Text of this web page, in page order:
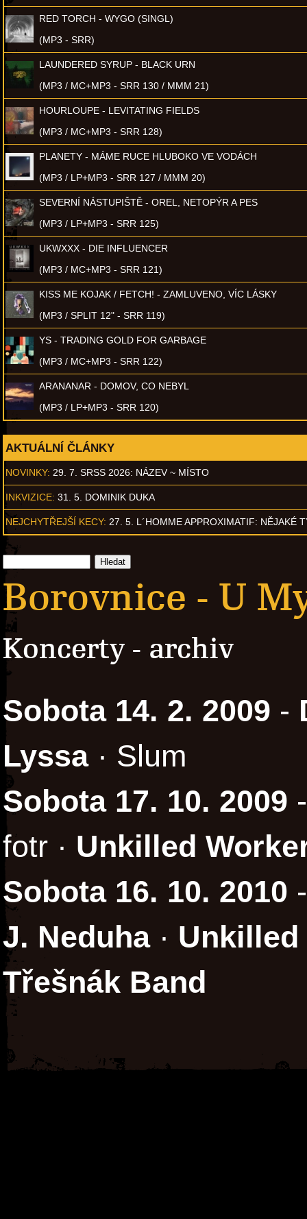
RED TORCH - WYGO (SINGL)
(MP3 - SRR)
LAUNDERED SYRUP - BLACK URN
(MP3 / MC+MP3 - SRR 130 / MMM 21)
HOURLOUPE - LEVITATING FIELDS
(MP3 / MC+MP3 - SRR 128)
PLANETY - MÁME RUCE HLUBOKO VE VODÁCH
(MP3 / LP+MP3 - SRR 127 / MMM 20)
SEVERNÍ NÁSTUPIŠTĚ - OREL, NETOPÝR A PES
(MP3 / LP+MP3 - SRR 125)
UKWXXX - DIE INFLUENCER
(MP3 / MC+MP3 - SRR 121)
KISS ME KOJAK / FETCH! - ZAMLUVENO, VÍC LÁSKY
(MP3 / SPLIT 12" - SRR 119)
YS - TRADING GOLD FOR GARBAGE
(MP3 / MC+MP3 - SRR 122)
ARANANAR - DOMOV, CO NEBYL
(MP3 / LP+MP3 - SRR 120)
AKTUÁLNÍ ČLÁNKY
NOVINKY: 29. 7. SRSS 2026: NÁZEV ~ MÍSTO
INKVIZICE: 31. 5. DOMINIK DUKA
NEJCHYTŘEJŠÍ KECY: 27. 5. L´HOMME APPROXIMATIF: NĚJAKÉ
Borovnice - U
Koncerty - archiv
Sobota 14. 2. 2009 -
Lyssa· Slum
Sobota 17. 10. 2009
fotr · Unkilled
Sobota 16. 10. 2010
J. Neduha· Unkilled
Třešnák Band